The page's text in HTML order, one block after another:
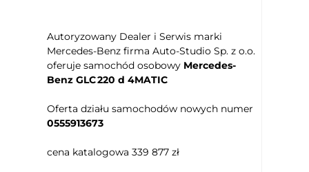
Podłokietniki - przód
Kierownica skórzana
Kierownica ze sterowaniem radia
elektrycznie
Kierownica wielofunkcyjna
Keyless Go
Autoryzowany Dealer i Serwis marki
Mercedes-Benz firma Auto-Studio Sp. z o.o.
oferuje samochód osobowy Mercedes-
Benz GLC 220 d 4MATIC
Oferta działu samochodów nowych numer
0555913673
cena katalogowa 339 877 zł